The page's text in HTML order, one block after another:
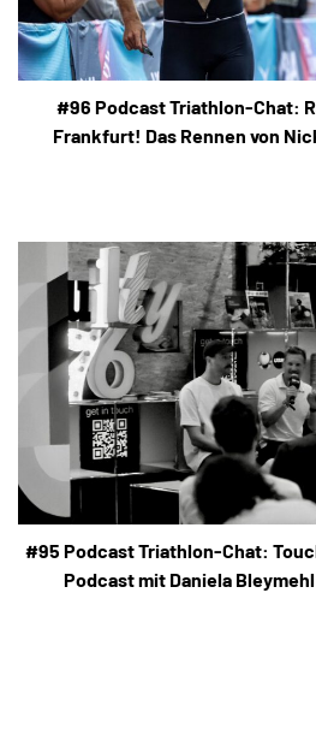
#96 Podcast Triathlon-Chat:
Frankfurt! Das Rennen von
#95 Podcast Triathlon-Chat:
Podcast mit Daniela